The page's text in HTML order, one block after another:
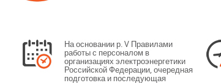
На основании р. V Правилами
работы с персоналом в
организациях электроэнергетики
Российской Федерации, очередная
подготовка и последующая